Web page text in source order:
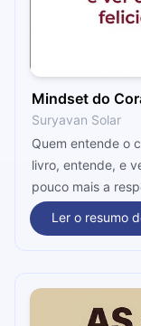
Mindset do
Suryavan Solar
Quem entende o
livro, entende, e
pouco mais a
sentimentos,
manda, e nos
Ler o resumo